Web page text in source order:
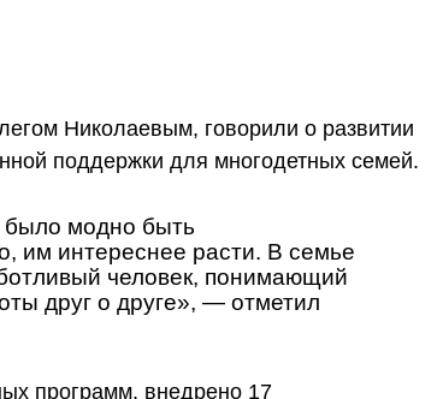
Николаевым, говорили о развитии
поддержки для многодетных семей.
было модно быть
им интереснее расти. В семье
человек, понимающий
друг о друге», — отметил
программ, внедрено 17